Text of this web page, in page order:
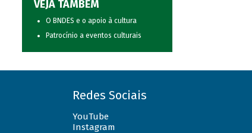
VEJA TAMBÉM
O BNDES e o apoio à cultura
Patrocínio a eventos culturais
Redes Sociais
YouTube
Instagram